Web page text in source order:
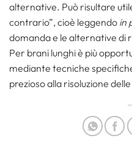
alternative. Può risultare
contrario”, cioè leggendo in
domanda e le alternative di
Per brani lunghi è più
mediante tecniche
prezioso alla risoluzione